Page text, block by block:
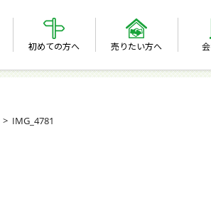
初めての方へ 売りたい方へ
IMG_4781